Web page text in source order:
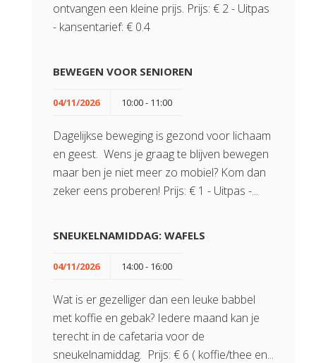
ontvangen een kleine prijs. Prijs: € 2 - Uitpas
- kansentarief: € 0.4
BEWEGEN VOOR SENIOREN
04/11/2026 10:00 - 11:00
Dagelijkse beweging is gezond voor lichaam
en geest. Wens je graag te blijven bewegen
maar ben je niet meer zo mobiel? Kom dan
zeker eens proberen! Prijs: € 1 - Uitpas -...
SNEUKELNAMIDDAG: WAFELS
04/11/2026 14:00 - 16:00
Wat is er gezelliger dan een leuke babbel
met koffie en gebak? Iedere maand kan je
terecht in de cafetaria voor de
sneukelnamiddag. Prijs: € 6 ( koffie/thee en...